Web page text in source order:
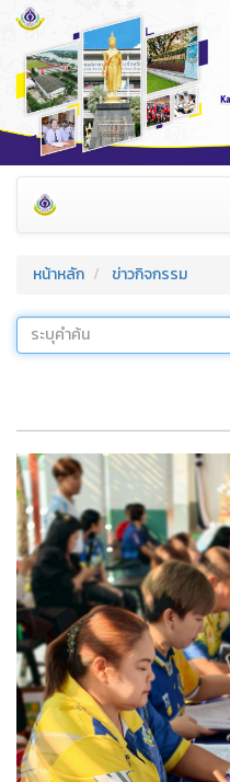
หน้าหลัก
ข่าวกิจกรรม